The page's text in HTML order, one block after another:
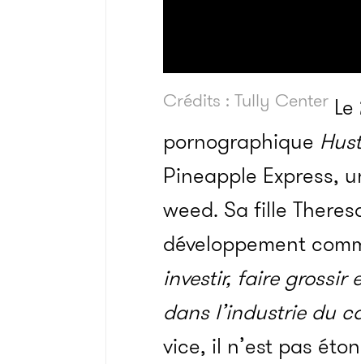
Crédits : Tully Center
pornographique
Pineapple Express,
weed. Sa fille
développement
investir, faire grossir
dans l’industrie du
vice, il n’est pas